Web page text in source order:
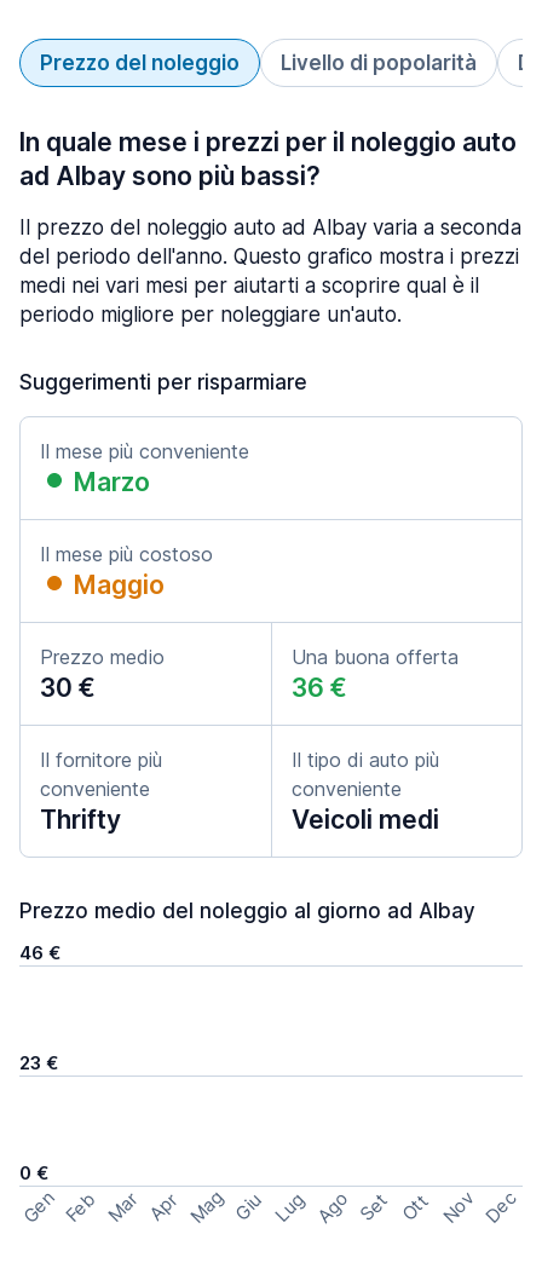
Prezzo del noleggio Livello di popolarità
In quale mese i prezzi per il noleggio auto
ad Albay sono più bassi?
Il prezzo del noleggio auto ad Albay varia a seconda
del periodo dell'anno. Questo grafico mostra i prezzi
medi nei vari mesi per aiutarti a scoprire qual è il
periodo migliore per noleggiare un'auto.
Suggerimenti per risparmiare
Il mese più conveniente
Marzo
Il mese più costoso
Maggio
Prezzo medio
30 €
Una buona offerta
36 €
Il fornitore più
conveniente
Thrifty
Il tipo di auto più
conveniente
Veicoli medi
Prezzo medio del noleggio al giorno ad Albay
46 €
23 €
0 €
Gen Feb Mar Apr Mag Giu Lug Ago Set Ott Nov Dec